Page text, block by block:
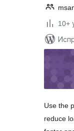
10+
Use the
reduce